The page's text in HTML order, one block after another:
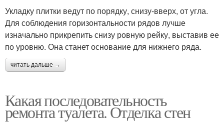
Укладку плитки ведут по порядку, снизу-вверх, от угла.
Для соблюдения горизонтальности рядов лучше
изначально прикрепить снизу ровную рейку, выставив ее
по уровню. Она станет основание для нижнего ряда.
читать дальше →
Какая последовательность
ремонта туалета. Отделка стен